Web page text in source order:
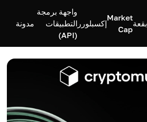
بقعة
Market
Cap
إكسبلورر
واجهة برمجة
التطبيقات
(API)
مدونة